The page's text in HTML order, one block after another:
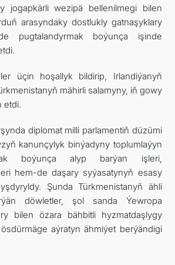
jogapkärli wezipä bellenilmegi bilen
arasyndaky dostlukly gatnaşyklary
pugtalandyrmak boýunça işinde
üçin hoşallyk bildirip, Irlandiýanyň
mähirli salamyny, iň gowy
etdi.
diplomat milli parlamentiň düzümi
kanunçylyk binýadyny toplumlaýyn
boýunça alyp barýan işleri,
hem-de daşary syýasatynyň esasy
Şunda Türkmenistanyň ähli
döwletler, şol sanda Ýewropa
bilen özara bähbitli hyzmatdaşlygy
aýratyn ähmiýet berýändigi